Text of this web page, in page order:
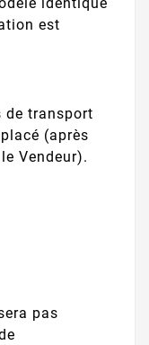
est
de transport
(après
Vendeur).
pas